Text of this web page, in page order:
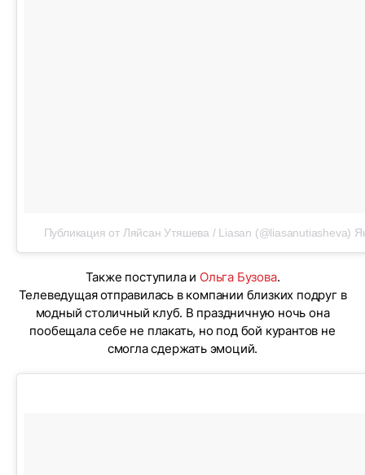
Публикация от Ляйсан Утяшева / Liasan (@liasanutiasheva)
Также поступила и Ольга Бузова.
Телеведущая отправилась в компании близких подруг в
модный столичный клуб. В праздничную ночь она
пообещала себе не плакать, но под бой курантов не
смогла сдержать эмоций.